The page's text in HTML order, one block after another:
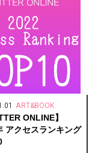
ART&BOOK
ONLINE】
アクセスランキング